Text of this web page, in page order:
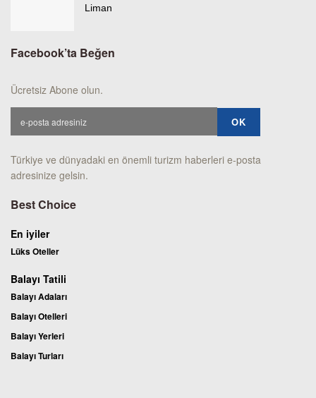
Liman
Facebook’ta Beğen
Ücretsiz Abone olun.
Türkiye ve dünyadaki en önemli turizm haberleri e-posta
adresinize gelsin.
Best Choice
En iyiler
Lüks Oteller
Balayı Tatili
Balayı Adaları
Balayı Otelleri
Balayı Yerleri
Balayı Turları